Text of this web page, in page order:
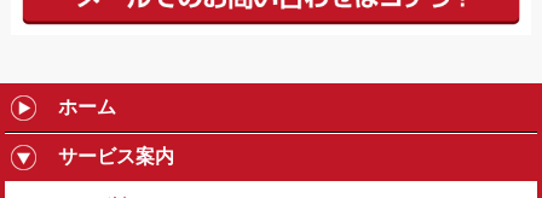
ホーム
サービス案内